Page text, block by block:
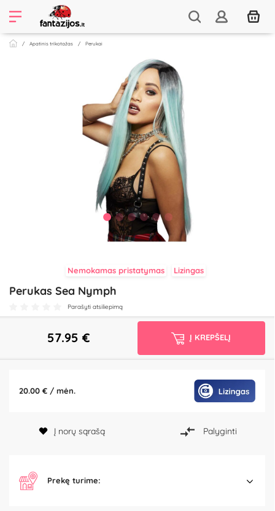
Apatinis trikotažas Perukai
Nemokamas pristatymas Lizingas
Perukas Sea Nymph
Parašyti atsiliepimą
57.95 €
20.00 € / mėn.
Į KREPŠELĮ
Į norų sąrašą Palyginti
Prekę turime: